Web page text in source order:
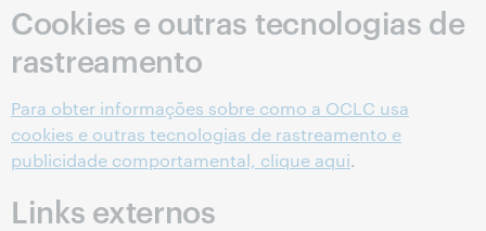
Cookies e outras tecnologias de
rastreamento
Para obter informações sobre como a OCLC usa
cookies e outras tecnologias de rastreamento e
publicidade comportamental, clique aqui.
Links externos